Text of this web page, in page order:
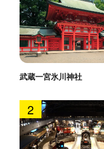
武蔵一宮氷川神社
2